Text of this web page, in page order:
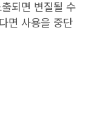
되면 변질될 수
면 사용을 중단